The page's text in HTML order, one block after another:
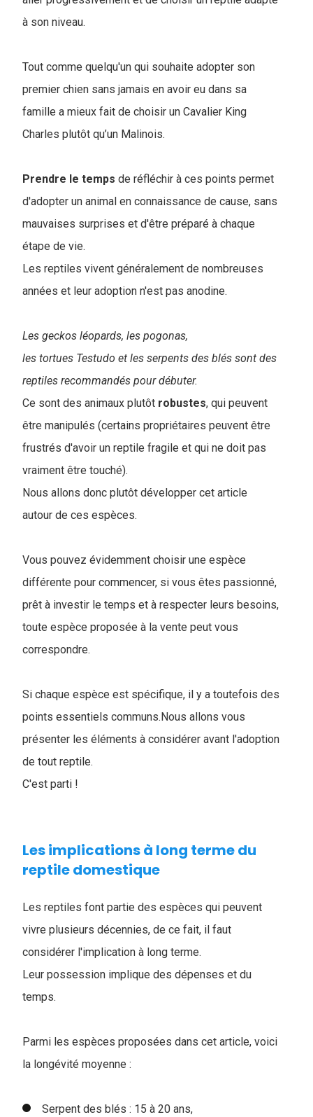
à son niveau.
Tout comme quelqu'un qui souhaite adopter son
premier chien sans jamais en avoir eu dans sa
famille a mieux fait de choisir un Cavalier King
Charles plutôt qu’un Malinois.
Prendre le temps de réfléchir à ces points permet
d'adopter un animal en connaissance de cause, sans
mauvaises surprises et d'être préparé à chaque
étape de vie.
Les reptiles vivent généralement de nombreuses
années et leur adoption n'est pas anodine.
Les geckos léopards, les pogonas,
les tortues Testudo et les serpents des blés sont des
reptiles recommandés pour débuter.
Ce sont des animaux plutôt robustes, qui peuvent
être manipulés (certains propriétaires peuvent être
frustrés d'avoir un reptile fragile et qui ne doit pas
vraiment être touché).
Nous allons donc plutôt développer cet article
autour de ces espèces.
Vous pouvez évidemment choisir une espèce
différente pour commencer, si vous êtes passionné,
prêt à investir le temps et à respecter leurs besoins,
toute espèce proposée à la vente peut vous
correspondre.
Si chaque espèce est spécifique, il y a toutefois des
points essentiels communs.Nous allons vous
présenter les éléments à considérer avant l'adoption
de tout reptile.
C'est parti !
Les implications à long terme du
reptile domestique
Les reptiles font partie des espèces qui peuvent
vivre plusieurs décennies, de ce fait, il faut
considérer l'implication à long terme.
Leur possession implique des dépenses et du
temps.
Parmi les espèces proposées dans cet article, voici
la longévité moyenne :
Serpent des blés : 15 à 20 ans,